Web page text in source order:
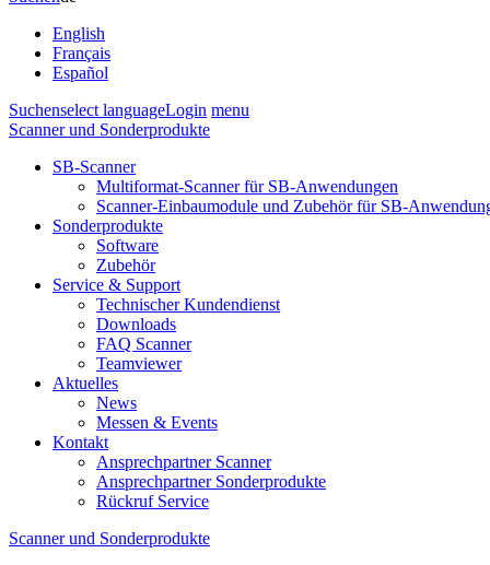
English
Français
Español
Suchenselect languageLogin menu
Scanner und Sonderprodukte
SB-Scanner
Multiformat-Scanner für SB-Anwendungen
Scanner-Einbaumodule und Zubehör für SB-
Sonderprodukte
Software
Zubehör
Service & Support
Technischer Kundendienst
Downloads
FAQ Scanner
Teamviewer
Aktuelles
News
Messen & Events
Kontakt
Ansprechpartner Scanner
Ansprechpartner Sonderprodukte
Rückruf Service
Scanner und Sonderprodukte